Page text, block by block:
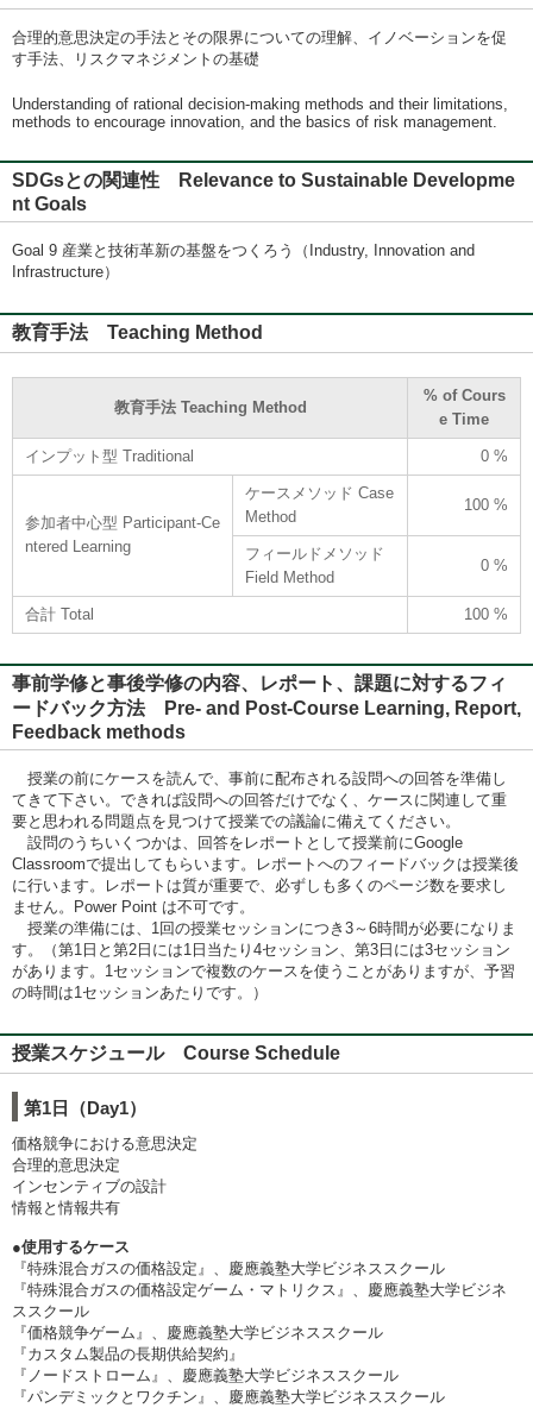
合理的意思決定の手法とその限界についての理解、イノベーションを促
す手法、リスクマネジメントの基礎
Understanding of rational decision-making methods and their limitations,
methods to encourage innovation, and the basics of risk management.
SDGsとの関連性 Relevance to Sustainable Developme
nt Goals
Goal 9 産業と技術革新の基盤をつくろう（Industry, Innovation and
Infrastructure）
教育手法 Teaching Method
教育手法 Teaching Method
% of Cours
e Time
インプット型 Traditional 0 %
参加者中心型 Participant-Ce
ntered Learning
ケースメソッド Case
Method
100 %
フィールドメソッド
Field Method
0 %
合計 Total 100 %
事前学修と事後学修の内容、レポート、課題に対するフィ
ードバック方法 Pre- and Post-Course Learning, Report,
Feedback methods
授業の前にケースを読んで、事前に配布される設問への回答を準備し
てきて下さい。できれば設問への回答だけでなく、ケースに関連して重
要と思われる問題点を見つけて授業での議論に備えてください。
設問のうちいくつかは、回答をレポートとして授業前にGoogle
Classroomで提出してもらいます。レポートへのフィードバックは授業後
に行います。レポートは質が重要で、必ずしも多くのページ数を要求し
ません。Power Point は不可です。
授業の準備には、1回の授業セッションにつき3～6時間が必要になりま
す。（第1日と第2日には1日当たり4セッション、第3日には3セッション
があります。1セッションで複数のケースを使うことがありますが、予習
の時間は1セッションあたりです。）
授業スケジュール Course Schedule
第1日（Day1）
価格競争における意思決定
合理的意思決定
インセンティブの設計
情報と情報共有
●使用するケース
『特殊混合ガスの価格設定』、慶應義塾大学ビジネススクール
『特殊混合ガスの価格設定ゲーム・マトリクス』、慶應義塾大学ビジネ
ススクール
『価格競争ゲーム』、慶應義塾大学ビジネススクール
『カスタム製品の長期供給契約』
『ノードストローム』、慶應義塾大学ビジネススクール
『パンデミックとワクチン』、慶應義塾大学ビジネススクール